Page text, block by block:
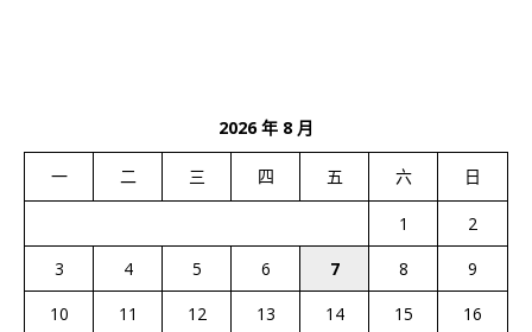
2026 年 8 月
一 二 三 四 五 六 日
1
2
3
4 5 6 7 8
9
10
11 12 13 14 15
16